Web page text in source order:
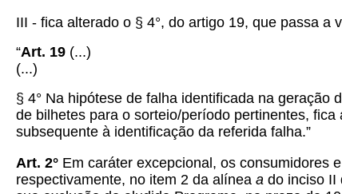
III - fica alterado o § 4°, do artigo 19, que passa a
“Art. 19 (...)
(...)
§ 4° Na hipótese de falha identificada na
de bilhetes para o sorteio/período pertinentes,
subsequente à identificação da referida falha.”
Art. 2° Em caráter excepcional, os consumidores
respectivamente, no item 2 da alínea a do inciso II